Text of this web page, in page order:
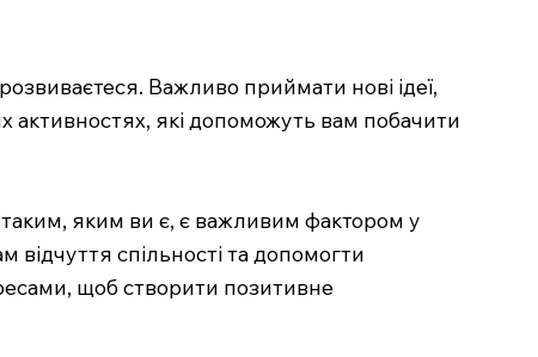
Важливо приймати нові ідеї,
активностях, які допоможуть вам побачити
яким ви є, є важливим фактором у
спільності та допомогти
щоб створити позитивне